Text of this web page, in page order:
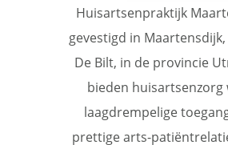
Huisartsenpraktijk
gevestigd in
De Bilt, in de provincie
bieden huisartsenzorg
laagdrempelige
prettige arts-